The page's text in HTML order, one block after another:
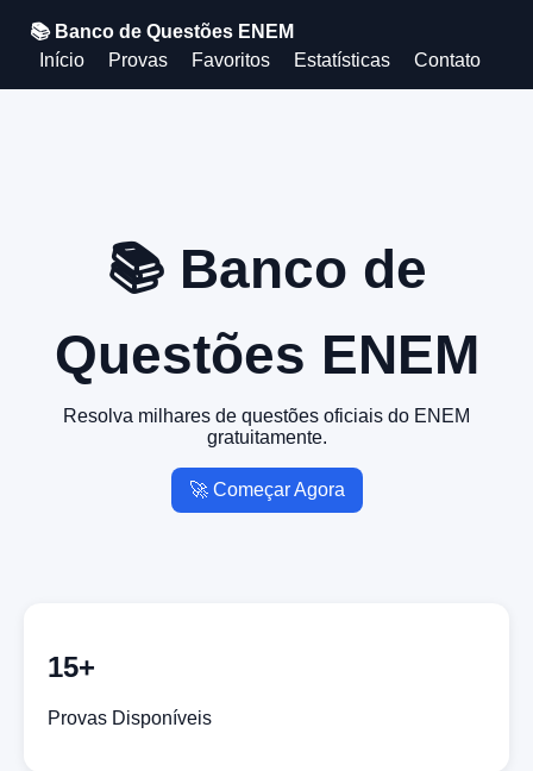
📚 Banco de Questões ENEM
Início
Provas Favoritos Estatísticas Contato
📚 Banco de
Questões ENEM
Resolva milhares de questões oficiais do ENEM
gratuitamente.
🚀 Começar Agora
15+
Provas Disponíveis